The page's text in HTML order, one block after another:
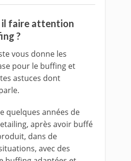
faire attention
?
vous donne les
pour le buffing et
astuces dont
quelques années de
après avoir buffé
dans de
avec des